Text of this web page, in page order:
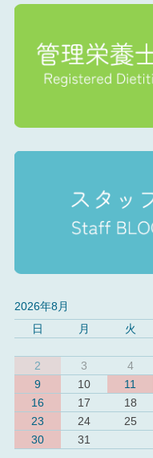
2026年8月
日
月 火
2
3 4
9
10 11
16
17 18
23
24 25
30
31